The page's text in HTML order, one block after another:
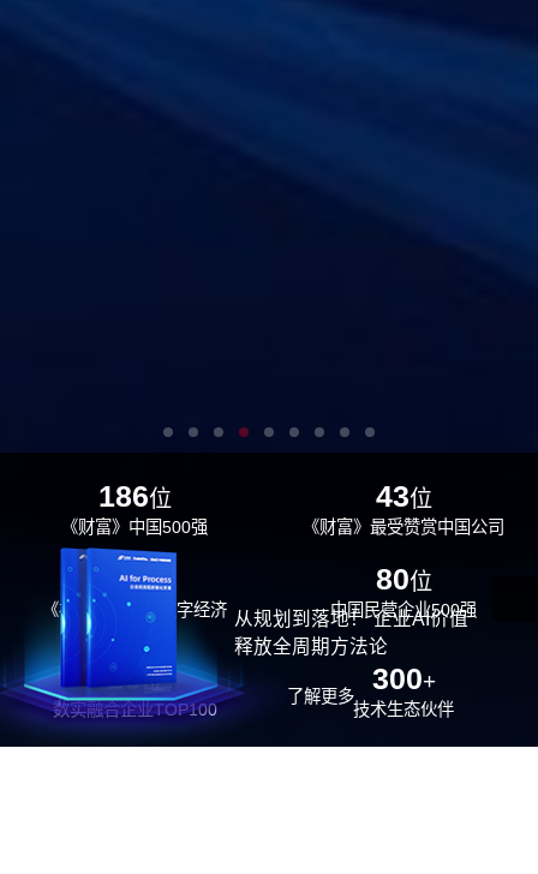
186位
《财富》中国500强
43位
《财富》最受赞赏中国公司
29位
《福布斯》中国数字经济
100强
80位
中国民营企业500强
26位
数实融合企业TOP100
300+
技术生态伙伴
从规划到落地！ 企业AI价值
释放全周期方法论
了解更多